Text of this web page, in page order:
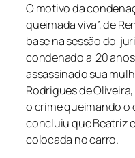
O motivo da
queimada viva”, de
base na sessão do
condenado a 20
assassinado sua
Rodrigues de
o crime queimando o
concluiu que Beatriz
colocada no carro.